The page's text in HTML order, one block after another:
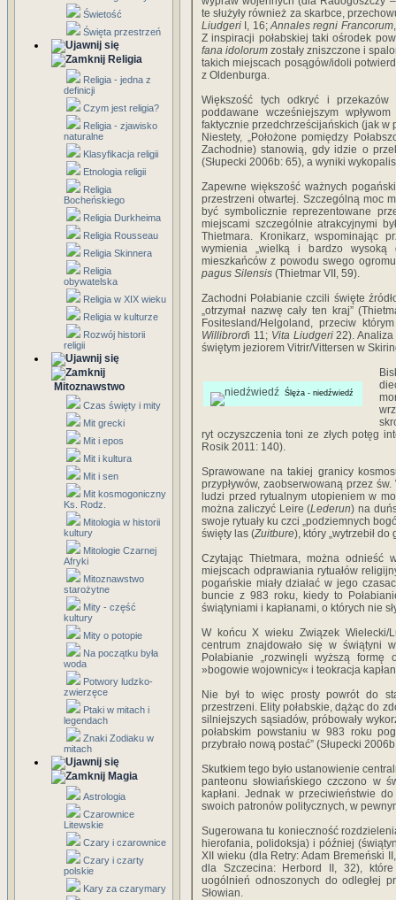
Świetość
Święta przestrzeń
Religia
Religia - jedna z
definicji
Czym jest religia?
Religia - zjawisko
naturalne
Klasyfikacja religii
Etnologia religii
Religia
Bocheńskiego
Religia Durkheima
Religia Rousseau
Religia Skinnera
Religia
obywatelska
Religia w XIX wieku
Religia w kulturze
Rozwój historii
religii
Mitoznawstwo
Czas święty i mity
Mit grecki
Mit i epos
Mit i kultura
Mit i sen
Mit kosmogoniczny
Ks. Rodz.
Mitologia w historii
kultury
Mitologie Czarnej
Afryki
Mitoznawstwo
starożytne
Mity - część
kultury
Mity o potopie
Na początku była
woda
Potwory ludzko-
zwierzęce
Ptaki w mitach i
legendach
Znaki Zodiaku w
mitach
Magia
Astrologia
Czarownice
Litewskie
Czary i czarownice
Czary i czarty
polskie
Kary za czarymary
te służyły również za skarbce,
Liudgeri I, 16;Annales regni Francorum
Z inspiracji połabskiej taki ośrodek
fana idolorum zostały zniszczone i
takich miejscach posągów/idoli
z Oldenburga.
Większość tych odkryć i
poddawane wcześniejszym
faktycznie przedchrześcijańskich (jak
Niestety, „Położone pomiędzy
Zachodnie) stanowią, gdy idzie o
(Słupecki 2006b: 65), a wyniki
Zapewne większość ważnych
przestrzeni otwartej. Szczególną moc
być symbolicznie reprezentowane
miejscami szczególnie atrakcyjnymi
Thietmara. Kronikarz, wspominając
wymienia „wielką i bardzo wysoką
mieszkańców z powodu swego
pagus Silensis (Thietmar VII, 59).
Zachodni Połabianie czcili święte
„otrzymał nazwę cały ten kraj”
Fositesland/Helgoland, przeciw
Willibrordi 11; Vita Liudgeri22). Analiza
świętym jeziorem Vitrir/Vittersen w
Ślęża - niedźwiedź
ryt oczyszczenia toni ze złych potęg
Rosik 2011: 140).
Sprawowane na takiej granicy
przypływów, zaobserwowaną przez
ludzi przed rytualnym utopieniem w
można zaliczyć Leire (Lederun) na
swoje rytuały ku czci „podziemnych
święty las (Zuitbure), który „wytrzebił
Czytając Thietmara, można odnieść
miejscach odprawiania rytuałów
pogańskie miały działać w jego
buncie z 983 roku, kiedy to
świątyniami i kapłanami, o których nie
W końcu X wieku Związek Wielecki/
centrum znajdowało się w świątyni
Połabianie „rozwinęli wyższą
»bogowie wojownicy« i teokracja
Nie był to więc prosty powrót do
przestrzeni. Elity połabskie, dążąc do
silniejszych sąsiadów, próbowały
połabskim powstaniu w 983 roku
przybrało nową postać” (Słupecki
Skutkiem tego było ustanowienie
panteonu słowiańskiego czczono w
kapłani. Jednak w przeciwieństwie
swoich patronów politycznych, w
Sugerowana tu konieczność
hierofania, polidoksja) i później
XII wieku (dla Retry: Adam Bremeński
dla Szczecina: Herbord II, 32), które
uogólnień odnoszonych do odległej
Słowian.